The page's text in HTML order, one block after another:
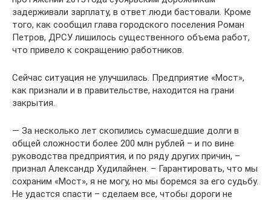
задерживали зарплату, в ответ люди бастовали. Кроме
того, как сообщил глава городского поселения Роман
Петров, ДРСУ лишилось существенного объема работ,
что привело к сокращению работников.
Сейчас ситуация не улучшилась. Предприятие «Мост»,
как признали и в правительстве, находится на грани
закрытия.
— За несколько лет скопились сумасшедшие долги в
общей сложности более 200 млн рублей – и по вине
руководства предприятия, и по ряду других причин, –
признал Александр Худилайнен. – Гарантировать, что мы
сохраним «Мост», я не могу, но мы боремся за его судьбу.
Не удастся спасти – сделаем все, чтобы дороги не